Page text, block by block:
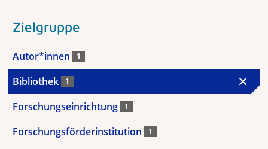
Zielgruppe
Autor*innen 1
Bibliothek 1
Forschungseinrichtung 1
Forschungsförderinstitution 1